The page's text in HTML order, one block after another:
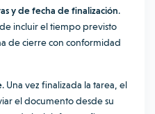
y de fecha de finalización.
incluir el tiempo previsto
de cierre con conformidad
. Una vez finalizada la tarea, el
el documento desde su